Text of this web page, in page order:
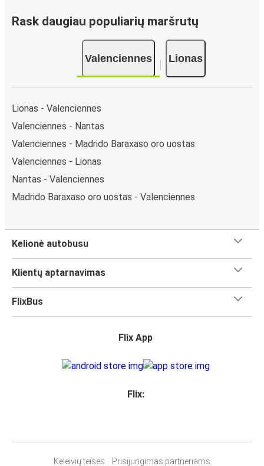
Rask daugiau populiarių maršrutų
Valenciennes Lionas
Lionas - Valenciennes
Valenciennes - Nantas
Valenciennes - Madrido Baraxaso oro uostas
Valenciennes - Lionas
Nantas - Valenciennes
Madrido Baraxaso oro uostas - Valenciennes
Kelionė autobusu
Klientų aptarnavimas
FlixBus
Flix App
Flix:
Keleivių teisės Prisijungimas partneriams